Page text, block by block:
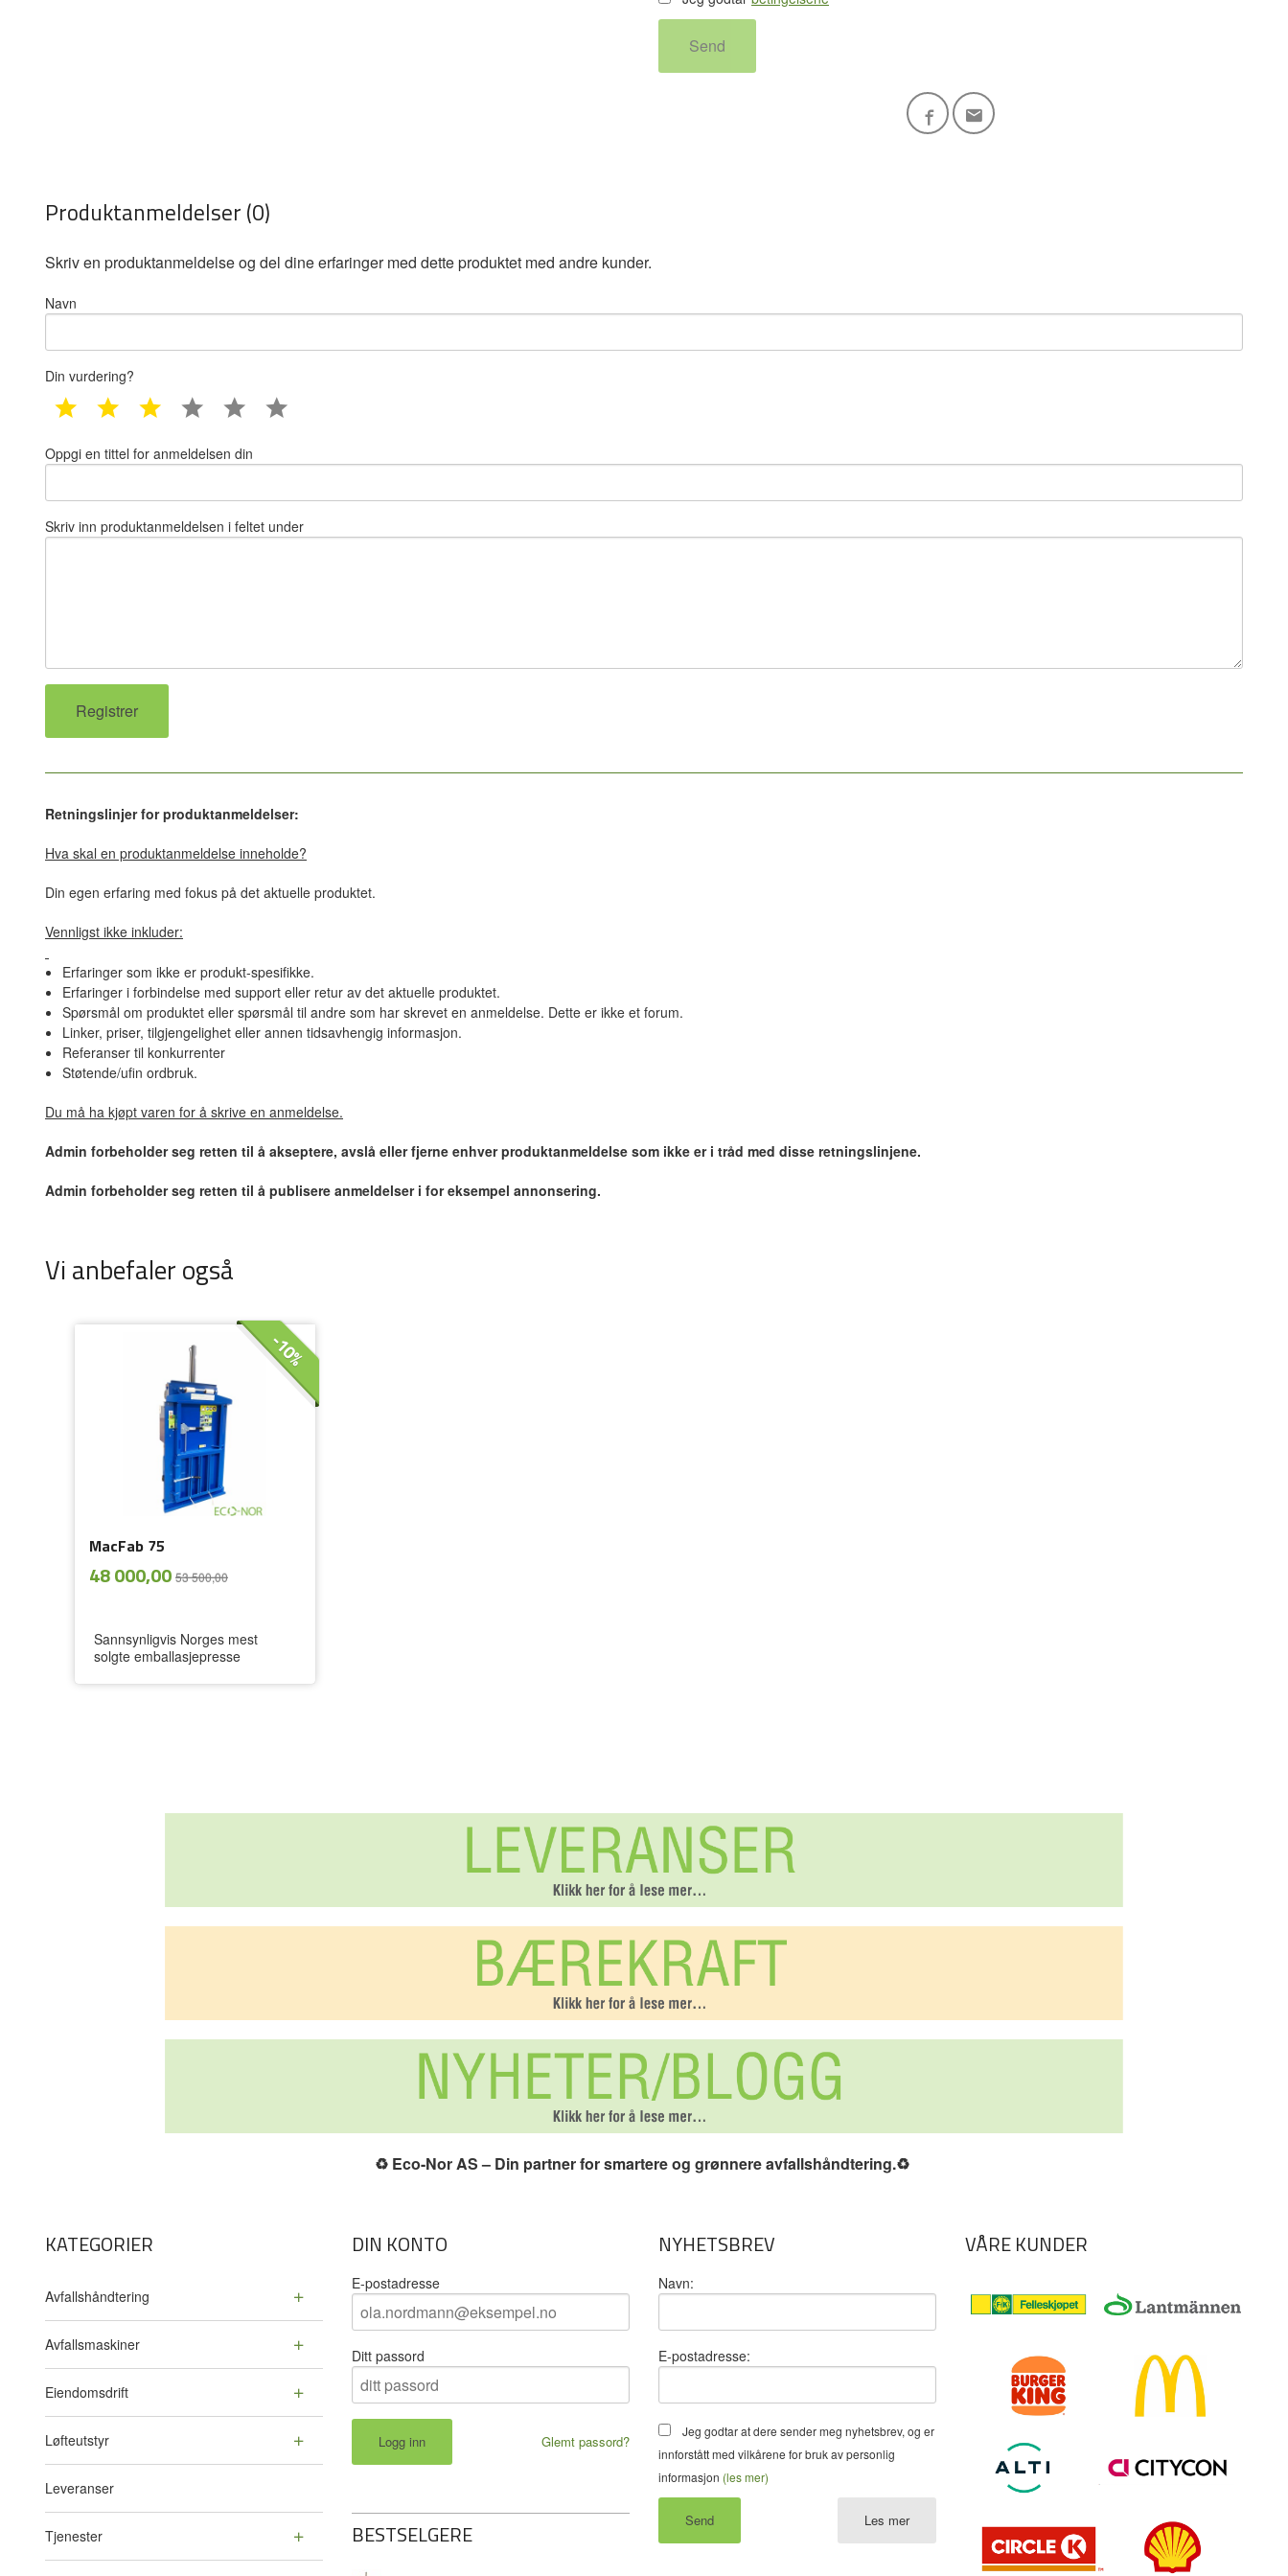
Send
Produktanmeldelser (0)
Skriv en produktanmeldelse og del dine erfaringer med dette produktet med andre kunder.
Navn
Din vurdering?
1 star 2 star 3 star 4 star 5 star
Oppgi en tittel for anmeldelsen din
Skriv inn produktanmeldelsen i feltet under
Retningslinjer for produktanmeldelser:
Hva skal en produktanmeldelse inneholde?
Din egen erfaring med fokus på det aktuelle produktet.
Vennligst ikke inkluder:
Erfaringer som ikke er produkt-spesifikke.
Erfaringer i forbindelse med support eller retur av det aktuelle produktet.
Spørsmål om produktet eller spørsmål til andre som har skrevet en anmeldelse. Dette er ikke et forum.
Linker, priser, tilgjengelighet eller annen tidsavhengig informasjon.
Referanser til konkurrenter
Støtende/ufin ordbruk.
Du må ha kjøpt varen for å skrive en anmeldelse.
Admin forbeholder seg retten til å akseptere, avslå eller fjerne enhver produktanmeldelse som ikke er i tråd med disse retningslinjene.
Admin forbeholder seg retten til å publisere anmeldelser i for eksempel annonsering.
Vi anbefaler også
MacFab 75
Tilbud
48 000,00 53 500,00
-10%
mva.
Sannsynligvis Norges mest
solgte emballasjepresse
♻️ Eco-Nor AS – Din partner for smartere og grønnere avfallshåndtering.♻️
KATEGORIER
Avfallshåndtering
Avfallsmaskiner
Eiendomsdrift
Løfteutstyr
Leveranser
Tjenester
DIN KONTO
E-postadresse
Ditt passord
Glemt passord?
BESTSELGERE
NYHETSBREV
Navn:
E-postadresse:
Jeg godtar at dere sender meg nyhetsbrev, og er
innforstått med vilkårene for bruk av personlig
informasjon (les mer)
Les mer
VÅRE KUNDER